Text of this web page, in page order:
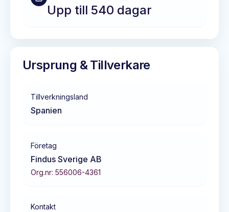
Upp till 540 dagar
Ursprung & Tillverkare
Tillverkningsland
Spanien
Företag
Findus Sverige AB
Org.nr: 556006-4361
Kontakt